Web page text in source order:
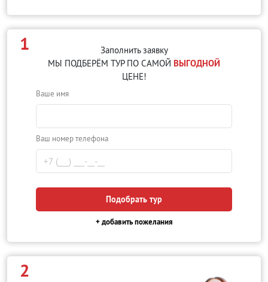
1
Заполнить заявку
МЫ ПОДБЕРЁМ ТУР ПО САМОЙ ВЫГОДНОЙ
ЦЕНЕ!
Ваше имя
Ваш номер телефона
Подобрать тур
+ добавить пожелания
2